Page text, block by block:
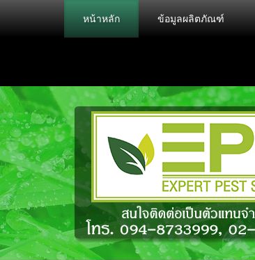
หน้าหลัก ข้อมูลผลิตภัณฑ์